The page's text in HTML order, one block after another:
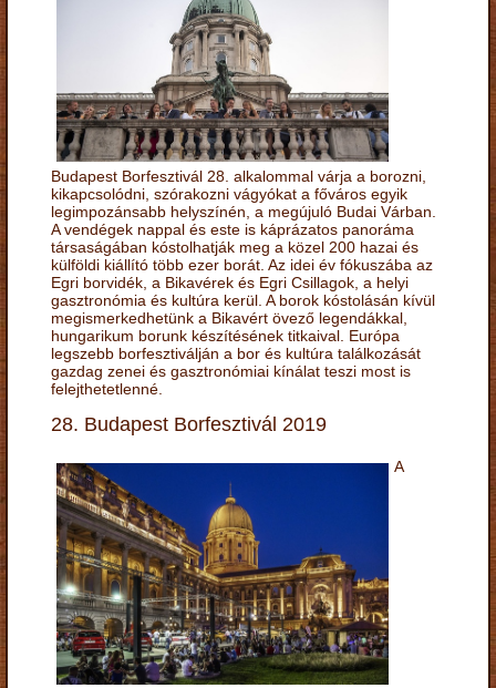
Budapest Borfesztivál 28. alkalommal várja a borozni,
kikapcsolódni, szórakozni vágyókat a főváros egyik
legimpozánsabb helyszínén, a megújuló Budai Várban.
A vendégek nappal és este is káprázatos panoráma
társaságában kóstolhatják meg a közel 200 hazai és
külföldi kiállító több ezer borát. Az idei év fókuszába az
Egri borvidék, a Bikavérek és Egri Csillagok, a helyi
gasztronómia és kultúra kerül. A borok kóstolásán kívül
megismerkedhetünk a Bikavért övező legendákkal,
hungarikum borunk készítésének titkaival. Európa
legszebb borfesztiválján a bor és kultúra találkozását
gazdag zenei és gasztronómiai kínálat teszi most is
felejthetetlenné.
28. Budapest Borfesztivál 2019
A